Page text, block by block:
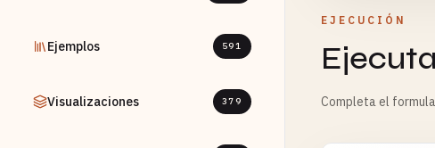
Ejemplos 591
Visualizaciones 379
EJECUCIÓN
Completa el